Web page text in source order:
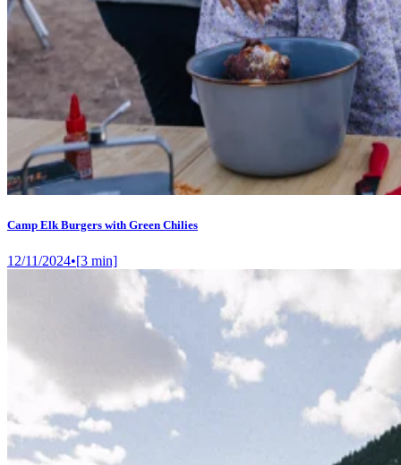
Camp Elk Burgers with Green Chilies
12/11/2024•[3 min]